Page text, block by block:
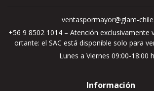
ventaspormayor@glam-
+56 9 8502 1014 – Atención exclusivamente
ortante: el SAC está disponible solo para
Lunes a Viernes 09:00-18:00
Información